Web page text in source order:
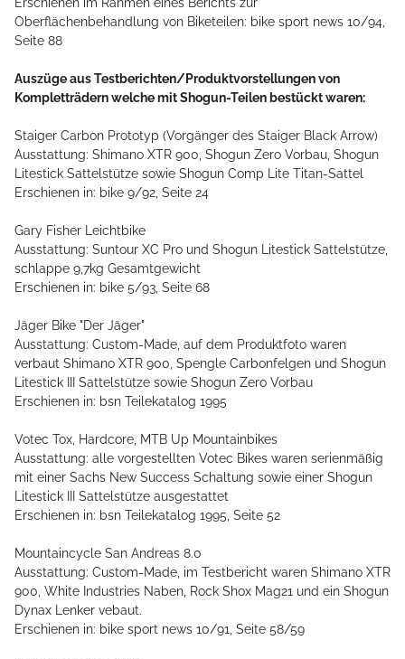
Erschienen im Rahmen eines Berichts zur
Oberflächenbehandlung von Biketeilen: bike sport news 10/94,
Seite 88
Auszüge aus Testberichten/Produktvorstellungen von
Kompletträdern welche mit Shogun-Teilen bestückt waren:
Staiger Carbon Prototyp (Vorgänger des Staiger Black Arrow)
Ausstattung: Shimano XTR 900, Shogun Zero Vorbau, Shogun
Litestick Sattelstütze sowie Shogun Comp Lite Titan-Sattel
Erschienen in: bike 9/92, Seite 24
Gary Fisher Leichtbike
Ausstattung: Suntour XC Pro und Shogun Litestick Sattelstütze,
schlappe 9,7kg Gesamtgewicht
Erschienen in: bike 5/93, Seite 68
Jäger Bike "Der Jäger"
Ausstattung: Custom-Made, auf dem Produktfoto waren
verbaut Shimano XTR 900, Spengle Carbonfelgen und Shogun
Litestick III Sattelstütze sowie Shogun Zero Vorbau
Erschienen in: bsn Teilekatalog 1995
Votec Tox, Hardcore, MTB Up Mountainbikes
Ausstattung: alle vorgestellten Votec Bikes waren serienmäßig
mit einer Sachs New Success Schaltung sowie einer Shogun
Litestick III Sattelstütze ausgestattet
Erschienen in: bsn Teilekatalog 1995, Seite 52
Mountaincycle San Andreas 8.0
Ausstattung: Custom-Made, im Testbericht waren Shimano XTR
900, White Industries Naben, Rock Shox Mag21 und ein Shogun
Dynax Lenker vebaut.
Erschienen in: bike sport news 10/91, Seite 58/59